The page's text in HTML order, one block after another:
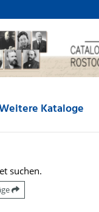
Kataloge
suchen.